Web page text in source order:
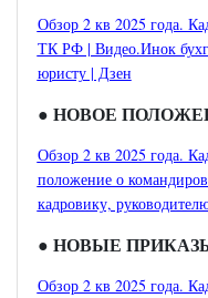
Обзор 2 кв 2025 года.
ТК РФ | Видео.Инок
юристу | Дзен
● НОВОЕ
Обзор 2 кв 2025 года.
положение о
кадровику,
● НОВЫЕ
Обзор 2 кв 2025 года.